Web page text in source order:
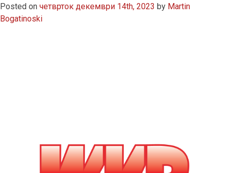
Posted on четврток декември 14th, 2023 by Martin
Bogatinoski